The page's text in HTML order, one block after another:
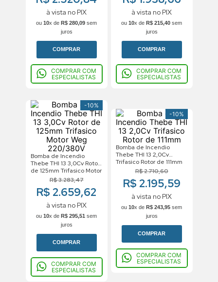
à vista no PIX
ou 10x de R$ 280,09 sem
juros
COMPRAR
COMPRAR COM
ESPECIALISTAS
à vista no PIX
ou 10x de R$ 215,40 sem
juros
COMPRAR
COMPRAR COM
ESPECIALISTAS
-10%
Bomba de Incendio
Thebe THI 13 3,0Cv Rotor
de 125mm Trifasico Motor
Weg 220/380V
R$3.283,47
R$ 2.659,62
à vista no PIX
ou 10x de R$ 295,51 sem
juros
COMPRAR
COMPRAR COM
ESPECIALISTAS
-10%
Bomba de Incendio
Thebe THI 13 2,0Cv
Trifasico Rotor de 111mm
R$2.710,60
R$ 2.195,59
à vista no PIX
ou 10x de R$ 243,95 sem
juros
COMPRAR
COMPRAR COM
ESPECIALISTAS